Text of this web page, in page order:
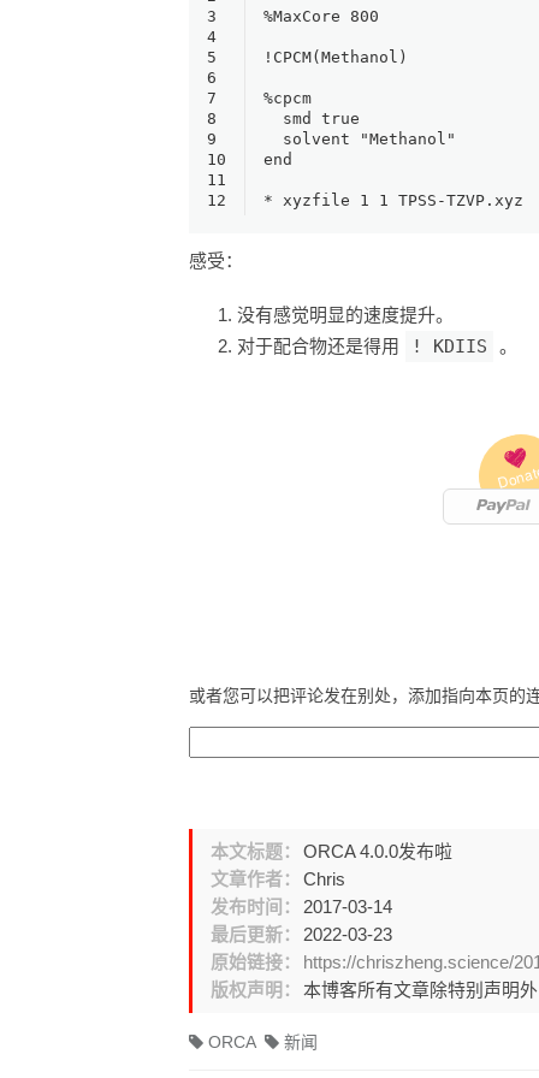
3
4
5
6
7
8
9
10
11
12
%MaxCore 800
!CPCM(Methanol)
%cpcm
  smd true
  solvent "Methanol"
end
* xyzfile 1 1 TPSS-TZVP.xyz
感受：
没有感觉明显的速度提升。
对于配合物还是得用
! KDIIS 。
或者您可以把评论发在别处，添加指向本页的
本文标题：
ORCA 4.0.0发布啦
文章作者：
Chris
发布时间：
2017-03-14
最后更新：
2022-03-23
原始链接：
https://chriszheng.science/
版权声明：
本博客所有文章除特别声明
ORCA 新闻